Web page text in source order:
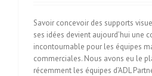
Savoir concevoir des supports
ses idées devient aujourd’hui une
incontournable pour les équipes
commerciales. Nous avons eu le
récemment les équipes d’ADL